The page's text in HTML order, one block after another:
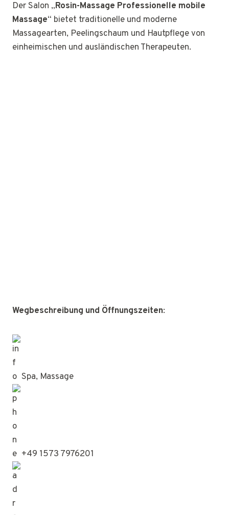
Der Salon „Rosin-Massage Professionelle mobile
Massage“ bietet traditionelle und moderne
Massagearten, Peelingschaum und Hautpflege von
einheimischen und ausländischen Therapeuten.
Wegbeschreibung und Öffnungszeiten:
Spa, Massage
+49 1573 7976201